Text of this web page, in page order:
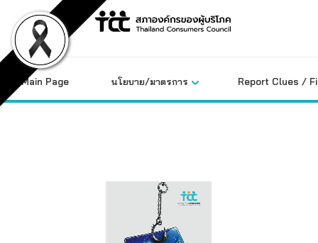
content
Main Page นโยบาย/มาตรการ Report Clues /